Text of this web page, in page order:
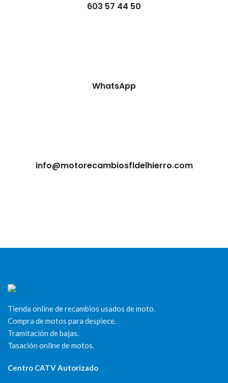
603 57 44 50
WhatsApp
info@motorecambiosfldelhierro.com
Tienda online de recambios usados de moto.
Compra de motos para despiece.
Tramitación de bajas.
Tasación online de motos.
Centro CATV Autorizado